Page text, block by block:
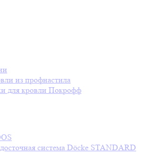
из профнастила
для кровли Покрофф
система Döcke STANDARD